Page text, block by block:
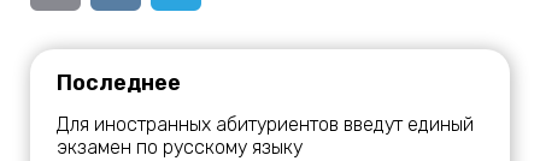
Последнее
Для иностранных абитуриентов введут единый
экзамен по русскому языку